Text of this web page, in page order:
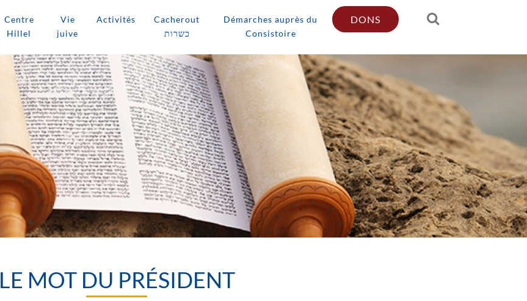
Centre
Hillel
Vie
juive
Activités
Cacherout
כשרות
Démarches auprès du
Consistoire
DONS
LE MOT DU PRÉSIDENT